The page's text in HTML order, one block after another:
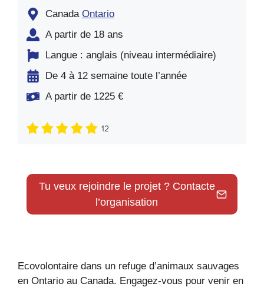
Canada Ontario
A partir de 18 ans
Langue : anglais (niveau intermédiaire)
De 4 à 12 semaine toute l’année
A partir de 1225 €
12
Tu veux rejoindre le projet ? Contacte
l’organisation
Ecovolontaire dans un refuge d’animaux sauvages
en Ontario au Canada. Engagez-vous pour venir en